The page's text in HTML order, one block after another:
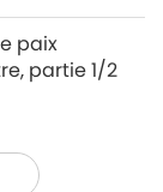
n’est
!" partie
paix
partie 1/2
06